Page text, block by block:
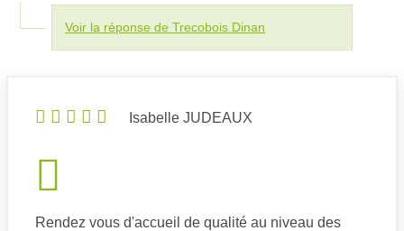
Voir la réponse de Trecobois Dinan
Isabelle JUDEAUX
Rendez vous d'accueil de qualité au niveau des